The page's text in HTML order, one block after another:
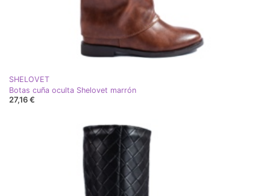
SHELOVET
Botas cuña oculta Shelovet marrón
27,16 €